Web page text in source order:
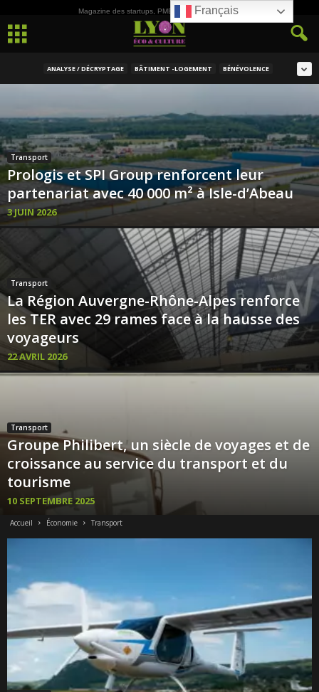
Magazine des startups, PME, ETI et de la Culture
ANALYSE / DÉCRYPTAGE BÂTIMENT -LOGEMENT BÉNÉVOLENCE
Transport
Prologis et SPI Group renforcent leur
partenariat avec 40 000 m² à Isle-d’Abeau
3 JUIN 2026
Transport
La Région Auvergne-Rhône-Alpes renforce
les TER avec 29 rames face à la hausse des
voyageurs
22 AVRIL 2026
Transport
Groupe Philibert, un siècle de voyages et de
croissance au service du transport et du
tourisme
10 SEPTEMBRE 2025
Accueil Économie Transport
Français